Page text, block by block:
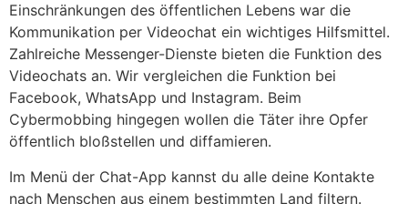
Einschränkungen des öffentlichen Lebens war die
Kommunikation per Videochat ein wichtiges Hilfsmittel.
Zahlreiche Messenger-Dienste bieten die Funktion des
Videochats an. Wir vergleichen die Funktion bei
Facebook, WhatsApp und Instagram. Beim
Cybermobbing hingegen wollen die Täter ihre Opfer
öffentlich bloßstellen und diffamieren.
Im Menü der Chat-App kannst du alle deine Kontakte
nach Menschen aus einem bestimmten Land filtern.